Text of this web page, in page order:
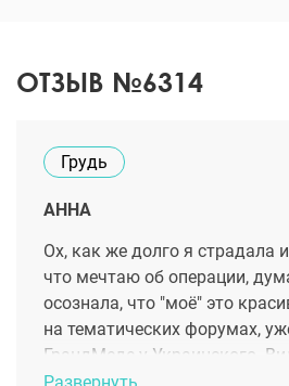
ОТЗЫВ №6314
Грудь
АННА
Ох, как же долго я страдала
что мечтаю об операции,
осознала, что "моё" это
на тематических форумах,
ГрандМеде у Украинского.
выборка очень впечатлила.